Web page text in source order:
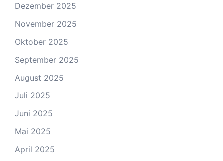
Dezember 2025
November 2025
Oktober 2025
September 2025
August 2025
Juli 2025
Juni 2025
Mai 2025
April 2025